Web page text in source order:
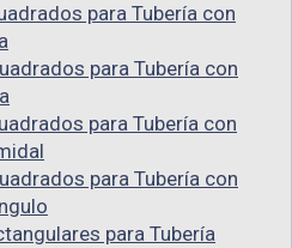
para Tubería con
para Tubería con
para Tubería con
para Tubería con
para Tubería